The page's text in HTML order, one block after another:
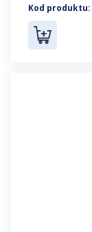
Kod produktu: